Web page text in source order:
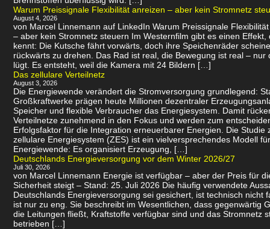
Warum Preissignale Flexibilität anreizen – aber kein Stromnetz
August 4, 2026
von Marcel Linnemann auf LinkedIn Warum Preissignale
– aber kein Stromnetz steuern Im Westernfilm gibt es einen Effekt,
kennt: Die Kutsche fährt vorwärts, doch ihre Speichenräder
rückwärts zu drehen. Das Rad ist real, die Bewegung ist real – nur
lügt. Es entsteht, weil die Kamera mit 24 Bildern […]
Das zellulare Verteilnetz
August 3, 2026
Die Energiewende verändert die Stromversorgung grundlegend:
Großkraftwerke prägen heute Millionen dezentraler
Speicher und flexible Verbraucher das Energiesystem. Damit
Verteilnetze zunehmend in den Fokus und werden zum
Erfolgsfaktor für die Integration erneuerbarer Energien. Die Studie
zellulare Energiesystem (ZES) ist ein vielversprechendes Modell
Energiewende: Es organisiert Erzeugung, […]
Deutschlands Energieversorgung vor dem Winter 2026/27
Juli 30, 2026
von Marcel Linnemann Energie ist verfügbar – aber der Preis für
Sicherheit steigt – Stand: 25. Juli 2026 Die häufig verwendete
Deutschlands Energieversorgung sei gesichert, ist technisch nicht
ist nur zu eng. Sie beschreibt im Wesentlichen, dass gegenwärtig
die Leitungen fließt, Kraftstoffe verfügbar sind und das Stromnetz
betrieben […]